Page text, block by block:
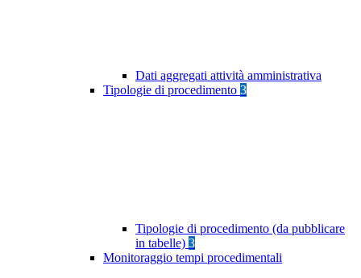
Dati aggregati attività amministrativa
Tipologie di procedimento 3
Tipologie di procedimento (da pubblicare
in tabelle) 3
Monitoraggio tempi procedimentali